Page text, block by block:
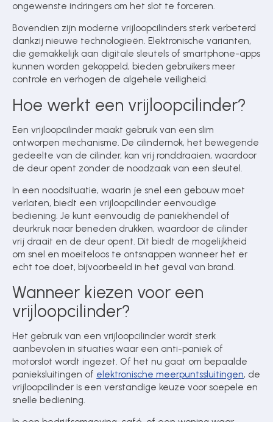
ongewenste indringers om het slot te forceren.
Bovendien zijn moderne vrijloopcilinders sterk verbeterd
dankzij nieuwe technologieën. Elektronische varianten,
die gemakkelijk aan digitale sleutels of smartphone-apps
kunnen worden gekoppeld, bieden gebruikers meer
controle en verhogen de algehele veiligheid.
Hoe werkt een vrijloopcilinder?
Een vrijloopcilinder maakt gebruik van een slim
ontworpen mechanisme. De cilindernok, het bewegende
gedeelte van de cilinder, kan vrij ronddraaien, waardoor
de deur opent zonder de noodzaak van een sleutel.
In een noodsituatie, waarin je snel een gebouw moet
verlaten, biedt een vrijloopcilinder eenvoudige
bediening. Je kunt eenvoudig de paniekhendel of
deurkruk naar beneden drukken, waardoor de cilinder
vrij draait en de deur opent. Dit biedt de mogelijkheid
om snel en moeiteloos te ontsnappen wanneer het er
echt toe doet, bijvoorbeeld in het geval van brand.
Wanneer kiezen voor een
vrijloopcilinder?
Het gebruik van een vrijloopcilinder wordt sterk
aanbevolen in situaties waar een anti-paniek of
motorslot wordt ingezet. Of het nu gaat om bepaalde
panieksluitingen of elektronische meerpuntssluitingen, de
vrijloopcilinder is een verstandige keuze voor soepele en
snelle bediening.